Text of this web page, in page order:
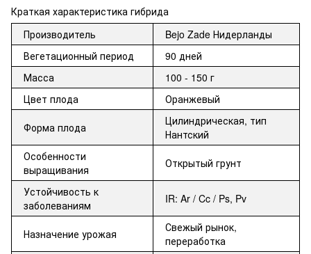
Краткая характеристика гибрида
Производитель
Bejo Zade Нидерланды
Вегетационный период
90 дней
Масса
100 - 150 г
Цвет плода
Оранжевый
Форма плода
Цилиндрическая, тип
Нантский
Особенности
выращивания
Открытый грунт
Устойчивость к
заболеваниям
IR: Ar / Cc / Ps, Pv
Назначение урожая
Свежый рынок,
переработка